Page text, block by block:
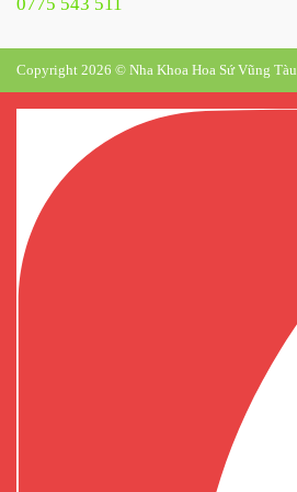
Copyright 2026 © Nha Khoa Hoa Sứ Vũng Tàu